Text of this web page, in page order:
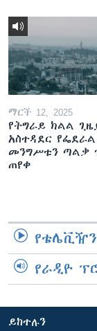
ማርች 12, 2025
የትግራይ ክልል
አስተዳደር የፌደራል
መንግሥቱን ጣልቃ
ጠየቀ
የራዲዮ
ይከተሉን